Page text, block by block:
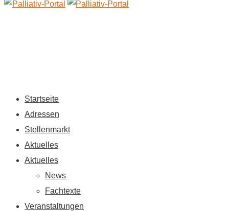
Startseite
Adressen
Stellenmarkt
Aktuelles
Aktuelles
News
Fachtexte
Veranstaltungen